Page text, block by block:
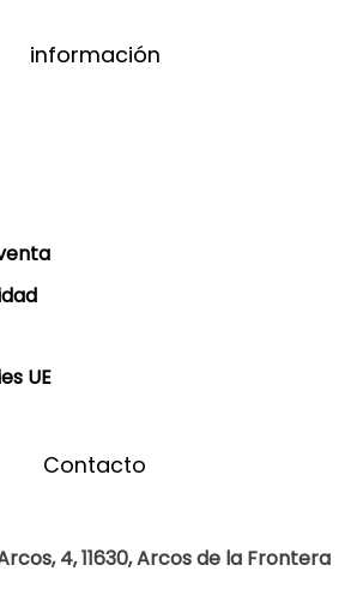
información
UE
Contacto
4, 11630, Arcos de la Frontera